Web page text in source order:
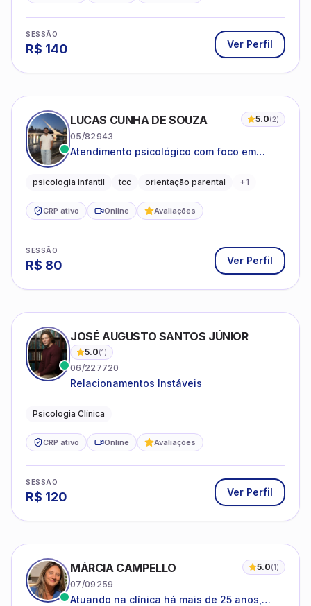
SESSÃO
R$ 140 Ver Perfil
LUCAS CUNHA DE SOUZA 5.0(2)
05/82943
Atendimento psicológico com foco em
promovendo equilíbrio emocional e
psicologia infantil tcc orientação parental +1
CRP ativo Online Avaliações
SESSÃO
R$ 80 Ver Perfil
JOSÉ AUGUSTO SANTOS JÚNIOR
5.0(1)
06/227720
Relacionamentos Instáveis
Psicologia Clínica
CRP ativo Online Avaliações
SESSÃO
R$ 120 Ver Perfil
MÁRCIA CAMPELLO 5.0(1)
07/09259
Atuando na clínica há mais de 25 anos,